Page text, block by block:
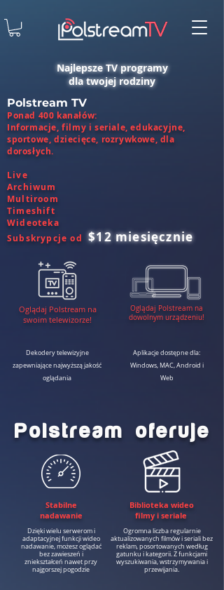
Najlepsze TV programy
dla twojej rodziny
Polstream TV
Ponad 400 kanałów:
Informacje, filmy i seriale, edukacyjne,
sportowe, dziecięce, rozrywkowe, dla
dorosłych.
Live
Archiwum
Multiroom
Timeshift
Wideoteka
Subskrypcje od
$12 miesięcznie
Oglądaj Polstream na
swoim telewizorze!
Dekodery telewizyjne
zapewniające najwyższą jakość
oglądania
Oglądaj Polstream na
dowolnym urządzeniu!
Aplikacje dostępne dla:
Windows, MAC, Android i
Web
Polstream oferuje
Stabilne
nadawanie
Dzięki wielu serwerom i
adaptacyjnej funkcji wideo
nadawanie, możesz oglądać
bez zawieszeń i
zniekształceń nawet przy
najgorszej pogodzie
Biblioteka wideo
filmy i seriale
Ogromna liczba regularnie
aktualizowanych filmów i seriali bez
reklam, posortowanych według
gatunku i kategorii. Z funkcjami
wyszukiwania, wstrzymywania i
przewijania.